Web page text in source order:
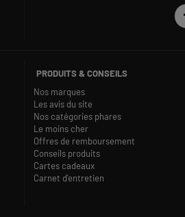
PRODUITS & CONSEILS
Nos marques
Les avis du site
Nos catégories phares
Le moins cher
Offres de remboursement
Conseils produits
Cartes cadeaux
Carnet d'entretien